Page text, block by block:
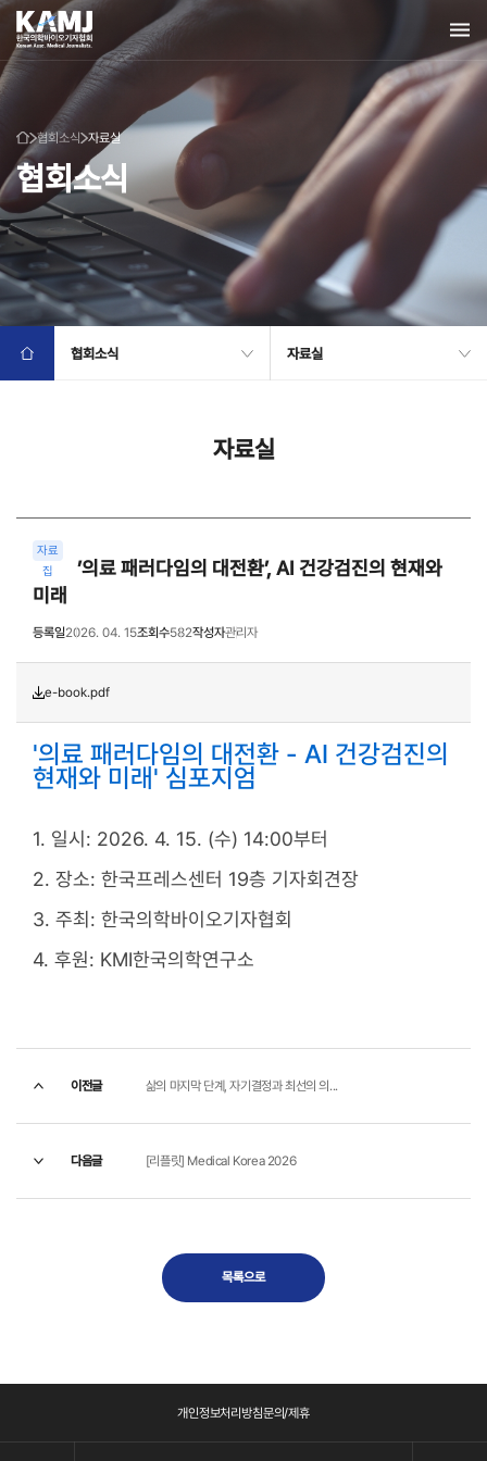
협회소식 자료실
협회소식
협회소식 자료실
자료실
자료
집
’의료 패러다임의 대전환’, AI 건강검진의 현재와
미래
등록일2026. 04. 15조회수582작성자관리자
e-book.pdf
'의료 패러다임의 대전환 - AI 건강검진의
현재와 미래' 심포지엄
1. 일시: 2026. 4. 15. (수) 14:00부터
2. 장소: 한국프레스센터 19층 기자회견장
3. 주최: 한국의학바이오기자협회
4. 후원: KMI한국의학연구소
이전글 삶의 마지막 단계, 자기결정과 최선의 의...
다음글 [리플릿] Medical Korea 2026
목록으로
개인정보처리방침문의/제휴